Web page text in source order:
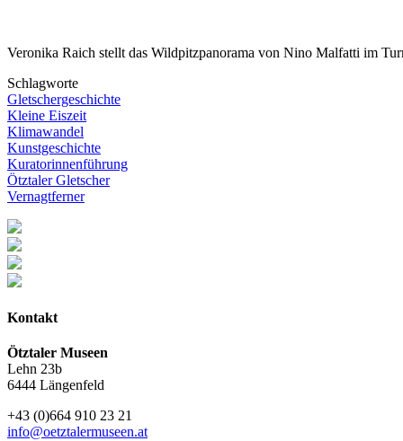
Veronika Raich stellt das Wildpitzpanorama von Nino Malfatti im
Schlagworte
Gletschergeschichte
Kleine Eiszeit
Klimawandel
Kunstgeschichte
Kuratorinnenführung
Ötztaler Gletscher
Vernagtferner
Kontakt
Ötztaler Museen
Lehn 23b
6444 Längenfeld
+43 (0)664 910 23 21
info@oetztalermuseen.at